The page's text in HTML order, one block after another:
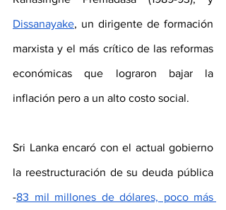
Dissanayake, un dirigente de formación
marxista y el más crítico de las reformas
económicas que lograron bajar la
inflación pero a un alto costo social.
Sri Lanka encaró con el actual gobierno
la reestructuración de su deuda pública
-83 mil millones de dólares, poco más